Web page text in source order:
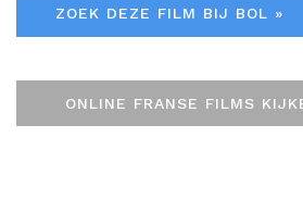
ZOEK DEZE FILM BIJ BOL »
ONLINE FRANSE FILMS